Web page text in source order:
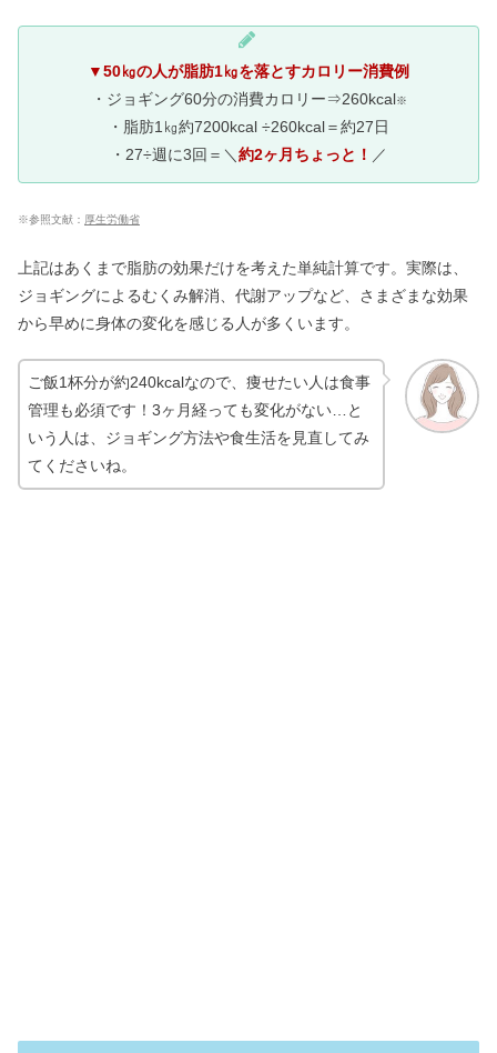
▼50㎏の人が脂肪1㎏を落とすカロリー消費例
・ジョギング60分の消費カロリー⇒260kcal※
・脂肪1㎏約7200kcal ÷260kcal＝約27日
・27÷週に3回＝＼ 約2ヶ月ちょっと！ ／
※参照文献： 厚生労働省
上記はあくまで脂肪の効果だけを考えた単純計算です。実際は、
ジョギングによるむくみ解消、代謝アップなど、さまざまな効果
から早めに身体の変化を感じる人が多くいます。
ご飯1杯分が約240kcalなので、痩せたい人は食事
管理も必須です！3ヶ月経っても変化がない…と
いう人は、ジョギング方法や食生活を見直してみ
てくださいね。